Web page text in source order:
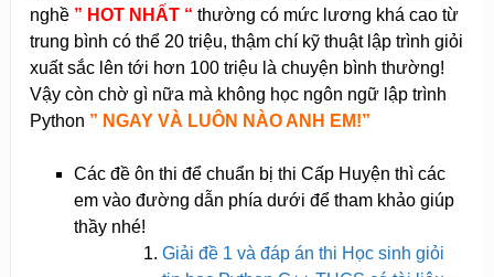
nghề ” HOT NHẤT “ thường có mức lương khá cao từ
trung bình có thể 20 triệu, thậm chí kỹ thuật lập trình giỏi
xuất sắc lên tới hơn 100 triệu là chuyện bình thường!
Vậy còn chờ gì nữa mà không học ngôn ngữ lập trình
Python ” NGAY VÀ LUÔN NÀO ANH EM!”
Các đề ôn thi để chuẩn bị thi Cấp Huyện thì các
em vào đường dẫn phía dưới để tham khảo giúp
thầy nhé!
Giải đề 1 và đáp án thi Học sinh giỏi